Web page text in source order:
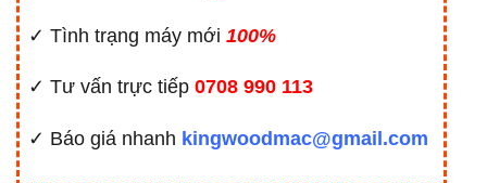
✓ Tình trạng máy mới 100%
✓ Tư vấn trực tiếp 0708 990 113
✓ Báo giá nhanh kingwoodmac@gmail.com